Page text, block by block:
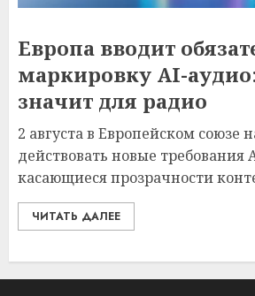
Европа вводит
маркировку AI-
значит для радио
2 августа в Европейском союзе
действовать новые требования
касающиеся прозрачности
ЧИТАТЬ ДАЛЕЕ